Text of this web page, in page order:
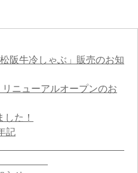
阪牛冷しゃぶ」販売のお知
リニューアルオープンのお
た！
記